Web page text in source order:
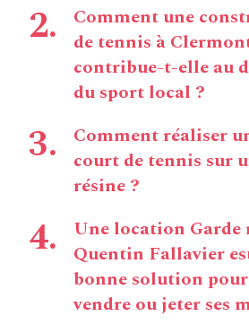
Comment une
de tennis à
contribue-t-elle au
du sport local ?
Comment réaliser
court de tennis sur
résine ?
Une location Garde
Quentin Fallavier
bonne solution
vendre ou jeter ses